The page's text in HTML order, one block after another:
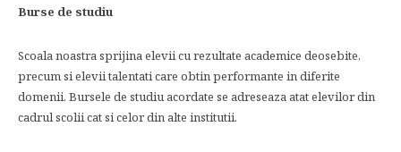
Burse de studiu
Scoala noastra sprijina elevii cu rezultate academice deosebite,
precum si elevii talentati care obtin performante in diferite
domenii. Bursele de studiu acordate se adreseaza atat elevilor din
cadrul scolii cat si celor din alte institutii.